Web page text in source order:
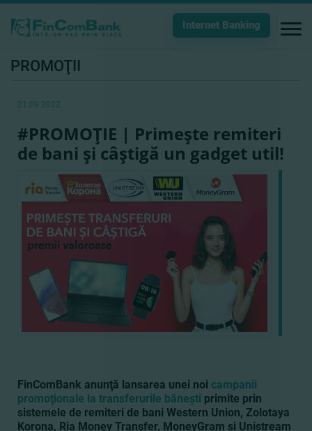
Internet Banking
PROMOŢII
21.09.2022
#PROMOŢIE | Primeşte remiteri
de bani şi câştigă un gadget util!
FinComBank anunţă lansarea unei noi campanii
promoţionale la transferurile băneşti primite prin
sistemele de remiteri de bani Western Union, Zolotaya
Korona, Ria Money Transfer, MoneyGram şi Unistream